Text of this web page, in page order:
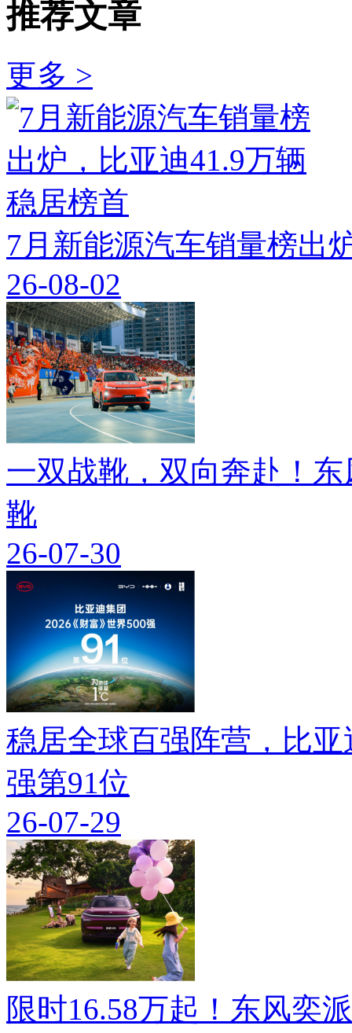
推荐文章
更多 >
7月新能源汽车销量榜出
26-08-02
一双战靴，双向奔赴！
靴
26-07-30
稳居全球百强阵营，比
强第91位
26-07-29
限时16.58万起！东风奕